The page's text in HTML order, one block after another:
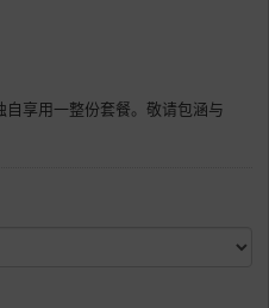
享用一整份套餐。敬请包涵与